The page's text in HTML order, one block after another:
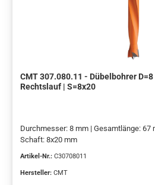
CMT 307.080.11 - Dübelbohrer D=8
Rechtslauf | S=8x20
Durchmesser: 8 mm | Gesamtlänge: 67
Schaft: 8x20 mm
Artikel-Nr.: C30708011
Hersteller: CMT